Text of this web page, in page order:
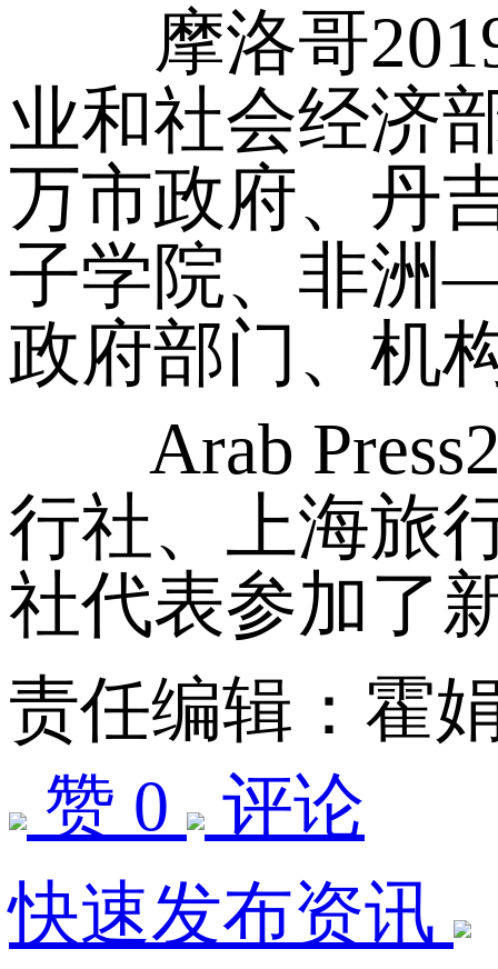
摩洛哥
业和社会经济
万市政府、丹
子学院、非洲
政府部门、机
Arab
行社、上海旅
社代表参加了
责任编辑：霍
赞 0
评论
快速发布资讯